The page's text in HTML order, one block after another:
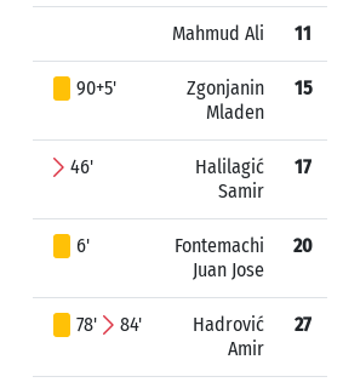
Mahmud Ali 11
90+5'
Zgonjanin
Mladen
15
46'
Halilagić
Samir
17
6'
Fontemachi
Juan Jose
20
78' 84'
Hadrović
Amir
27